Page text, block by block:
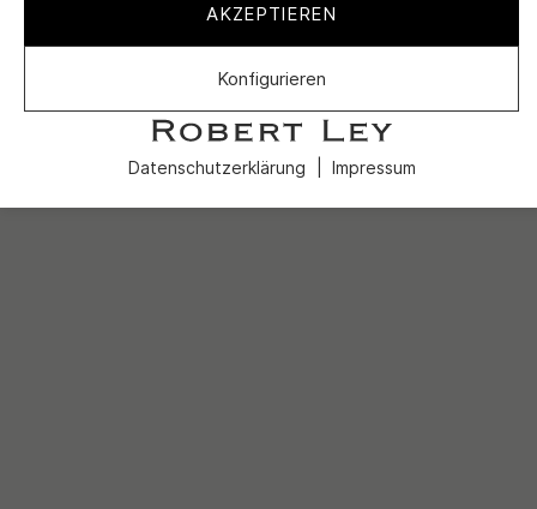
AKZEPTIEREN
Konfigurieren
Datenschutzerklärung Impressum